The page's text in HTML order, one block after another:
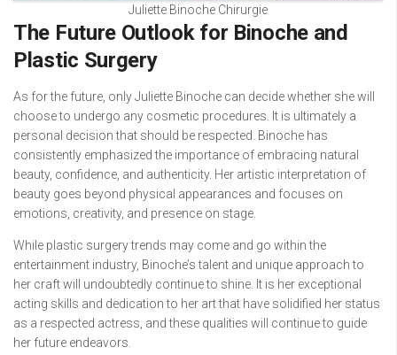
Juliette Binoche Chirurgie
The Future Outlook for Binoche and
Plastic Surgery
As for the future, only Juliette Binoche can decide whether she will
choose to undergo any cosmetic procedures. It is ultimately a
personal decision that should be respected. Binoche has
consistently emphasized the importance of embracing natural
beauty, confidence, and authenticity. Her artistic interpretation of
beauty goes beyond physical appearances and focuses on
emotions, creativity, and presence on stage.
While plastic surgery trends may come and go within the
entertainment industry, Binoche’s talent and unique approach to
her craft will undoubtedly continue to shine. It is her exceptional
acting skills and dedication to her art that have solidified her status
as a respected actress, and these qualities will continue to guide
her future endeavors.